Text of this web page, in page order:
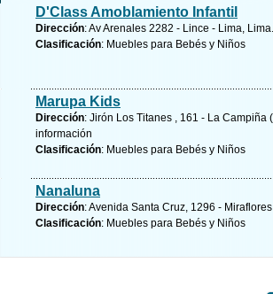
D'Class Amoblamiento Infantil
Dirección: Av Arenales 2282 - Lince - Lima, Lima.
Clasificación: Muebles para Bebés y Niños
Marupa Kids
Dirección: Jirón Los Titanes , 161 - La
información
Clasificación: Muebles para Bebés y Niños
Nanaluna
Dirección: Avenida Santa Cruz, 1296 -
Clasificación: Muebles para Bebés y Niños